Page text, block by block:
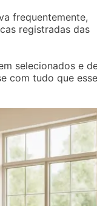
frequentemente,
registradas das
selecionados e
com tudo que esse